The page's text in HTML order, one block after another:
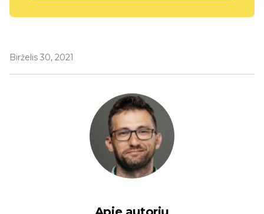
Birželis 30, 2021